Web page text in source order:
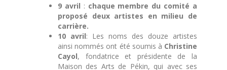
9 avril : chaque membre du comité a
proposé deux artistes en milieu de
carrière.
10 avril: Les noms des douze artistes
ainsi nommés ont été soumis à Christine
Cayol, fondatrice et présidente de la
Maison des Arts de Pékin, qui avec ses